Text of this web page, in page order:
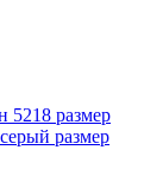
5218 размер
размер